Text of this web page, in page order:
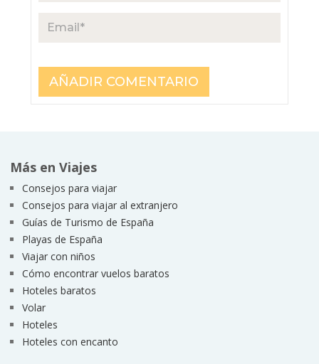
Más en Viajes
Consejos para viajar
Consejos para viajar al extranjero
Guías de Turismo de España
Playas de España
Viajar con niños
Cómo encontrar vuelos baratos
Hoteles baratos
Volar
Hoteles
Hoteles con encanto